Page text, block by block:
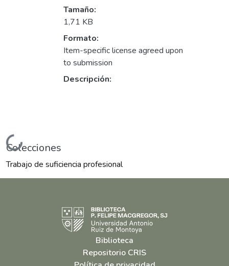
Cargando...
Tamaño:
1,71 KB
Formato:
Item-specific license agreed upon
to submission
Descripción:
Colecciones
Trabajo de suficiencia profesional
Biblioteca
Repositorio CRIS